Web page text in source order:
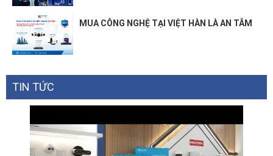
MUA CÔNG NGHỆ TẠI VIỆT HÀN LÀ AN TÂM
TIN TỨC